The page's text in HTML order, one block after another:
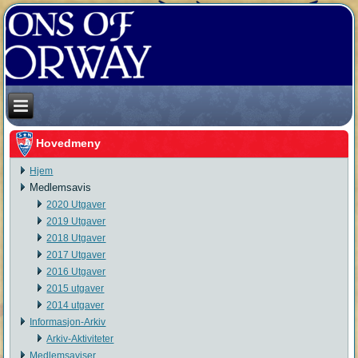
Hovedmeny
Hjem
Medlemsavis
2020 Utgaver
2019 Utgaver
2018 Utgaver
2017 Utgaver
2016 Utgaver
2015 utgaver
2014 utgaver
Informasjon-Arkiv
Arkiv-Aktiviteter